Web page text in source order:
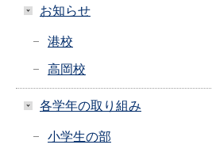
お知らせ
港校
高岡校
各学年の取り組み
小学生の部